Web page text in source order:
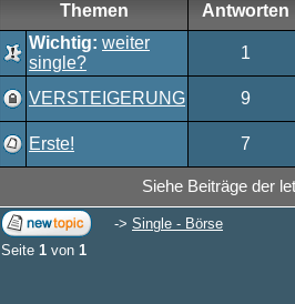
Themen
Antworten
Wichtig: weiter
single?
1
VERSTEIGERUNG 9
Erste! 7
Siehe Beiträge der
-> Single - Börse
Seite 1 von 1